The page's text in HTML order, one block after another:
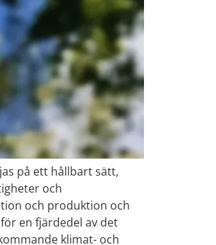
på ett hållbart sätt,
och
och produktion och
en fjärdedel av det
klimat- och